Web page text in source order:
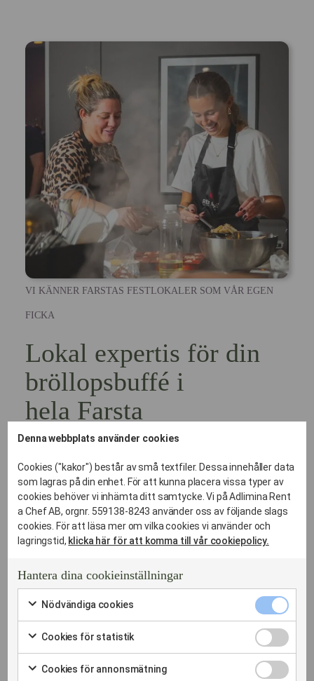
VI KÄNNER FARSTAS FESTLOKALER SOM VÅR EGEN
FICKA
Lokal expertis för din
bröllopsbuffé i
hela Farsta
Logistiken kring en buffé kräver stenkoll på lokalen.
rustika lador i hela Farstaområdet och festlokaler i Centrala
Farsta.
Vi anpassar bröllopsbufféns geometri efter rummets unika
förutsättningar för att maximera flödet för dina gäster.
Detta ingår i vår cateringservice för buffé:
stora dagen.
Hyrgods-optimering:
Vi tillhandahåller fat, kylplattor
och värmeslingor som krävs.
Sömlös logistik:Vi sköter allt från transport till
diskhantering.
Denna webbplats använder cookies
Cookies ("kakor") består av små textfiler. Dessa innehåller data
som lagras på din enhet. För att kunna placera vissa typer av
cookies behöver vi inhämta ditt samtycke. Vi på Adlimina Rent
a Chef AB, orgnr. 559138-8243 använder oss av följande slags
cookies. För att läsa mer om vilka cookies vi använder och
lagringstid, klicka här för att komma till vår cookiepolicy.
Hantera dina cookieinställningar
Nödvändiga cookies
att
samtycka
till
cookies
kryssruta
Cookies för statistik
att
Cookies
för
statistik
kryssruta
Cookies för annonsmätning
Cookies
för